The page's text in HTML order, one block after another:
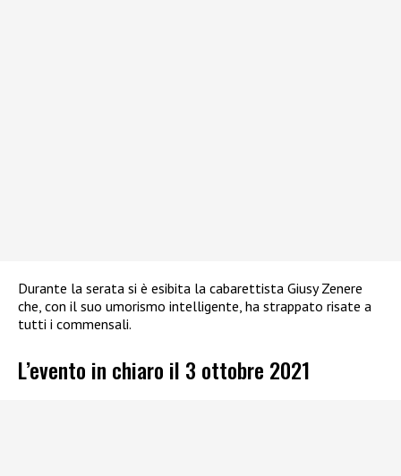
Durante la serata si è esibita la cabarettista Giusy Zenere
che, con il suo umorismo intelligente, ha strappato risate a
tutti i commensali.
L’evento in chiaro il 3 ottobre 2021